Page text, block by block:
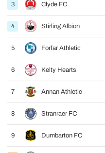
3 Clyde FC
4 Stirling Albion
5 Forfar Athletic
6 Kelty Hearts
7 Annan Athletic
8 Stranraer FC
9 Dumbarton FC